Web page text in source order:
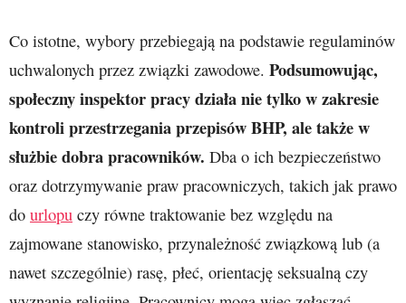
Co istotne, wybory przebiegają na podstawie regulaminów
uchwalonych przez związki zawodowe. Podsumowując,
społeczny inspektor pracy działa nie tylko w zakresie
kontroli przestrzegania przepisów BHP, ale także w
służbie dobra pracowników. Dba o ich bezpieczeństwo
oraz dotrzymywanie praw pracowniczych, takich jak prawo
do urlopu czy równe traktowanie bez względu na
zajmowane stanowisko, przynależność związkową lub (a
nawet szczególnie) rasę, płeć, orientację seksualną czy